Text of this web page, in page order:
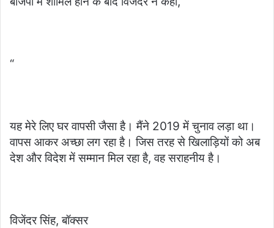
“
यह मेरे लिए घर वापसी जैसा है। मैंने 2019 में चुनाव लड़ा था।
वापस आकर अच्छा लग रहा है। जिस तरह से खिलाड़ियों को अब
देश और विदेश में सम्मान मिल रहा है, वह सराहनीय है।
विजेंदर सिंह, बॉक्सर